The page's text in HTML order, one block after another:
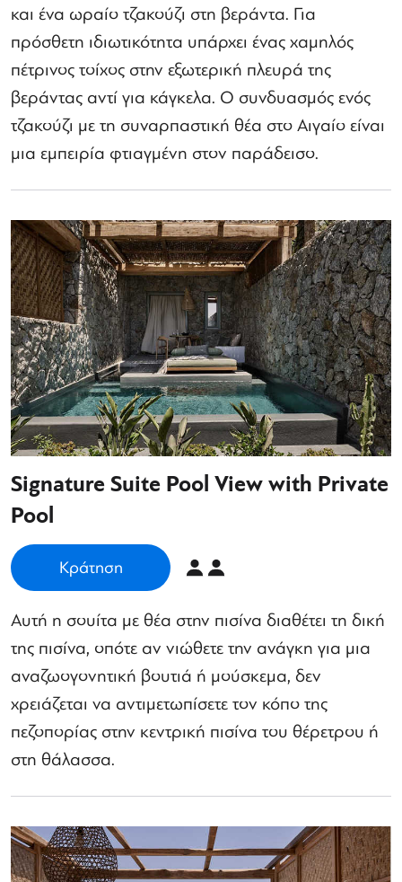
και ένα ωραίο τζακούζι στη βεράντα. Για
πρόσθετη ιδιωτικότητα υπάρχει ένας χαμηλός
πέτρινος τοίχος στην εξωτερική πλευρά της
βεράντας αντί για κάγκελα. Ο συνδυασμός ενός
τζακούζι με τη συναρπαστική θέα στο Αιγαίο είναι
μια εμπειρία φτιαγμένη στον παράδεισο.
Signature Suite Pool View with Private
Pool
Κράτηση
Αυτή η σουίτα με θέα στην πισίνα διαθέτει τη δική
της πισίνα, οπότε αν νιώθετε την ανάγκη για μια
αναζωογονητική βουτιά ή μούσκεμα, δεν
χρειάζεται να αντιμετωπίσετε τον κόπο της
πεζοπορίας στην κεντρική πισίνα του θέρετρου ή
στη θάλασσα.